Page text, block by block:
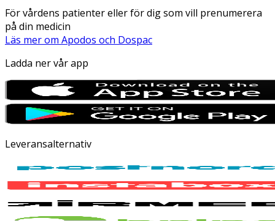
För vårdens patienter eller för dig som vill prenumerera
på din medicin
Läs mer om Apodos och Dospac
Ladda ner vår app
Leveransalternativ